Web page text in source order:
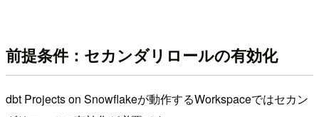
前提条件：セカンダリロールの有効化
dbt Projects on Snowflakeが動作するWorkspaceではセカン